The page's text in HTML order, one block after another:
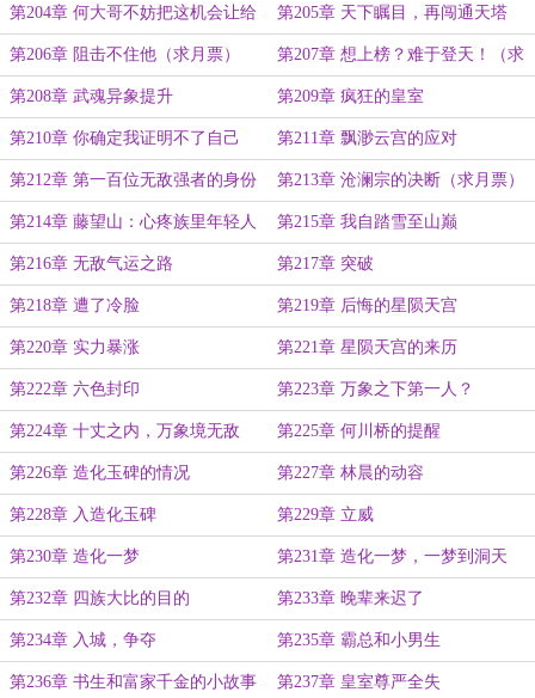
第204章 何大哥不妨把这机会让给
我
第205章 天下瞩目，再闯通天塔
第206章 阻击不住他（求月票） 第207章 想上榜？难于登天！（求
月票）
第208章 武魂异象提升 第209章 疯狂的皇室
第210章 你确定我证明不了自己
吗？
第211章 飘渺云宫的应对
第212章 第一百位无敌强者的身份 第213章 沧澜宗的决断（求月票）
第214章 藤望山：心疼族里年轻人 第215章 我自踏雪至山巅
第216章 无敌气运之路 第217章 突破
第218章 遭了冷脸 第219章 后悔的星陨天宫
第220章 实力暴涨 第221章 星陨天宫的来历
第222章 六色封印 第223章 万象之下第一人？
第224章 十丈之内，万象境无敌 第225章 何川桥的提醒
第226章 造化玉碑的情况 第227章 林晨的动容
第228章 入造化玉碑 第229章 立威
第230章 造化一梦 第231章 造化一梦，一梦到洞天
第232章 四族大比的目的 第233章 晚辈来迟了
第234章 入城，争夺 第235章 霸总和小男生
第236章 书生和富家千金的小故事 第237章 皇室尊严全失